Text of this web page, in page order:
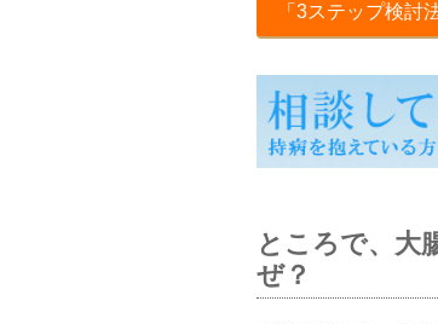
「3ステップ検討
ところで、大
ぜ？